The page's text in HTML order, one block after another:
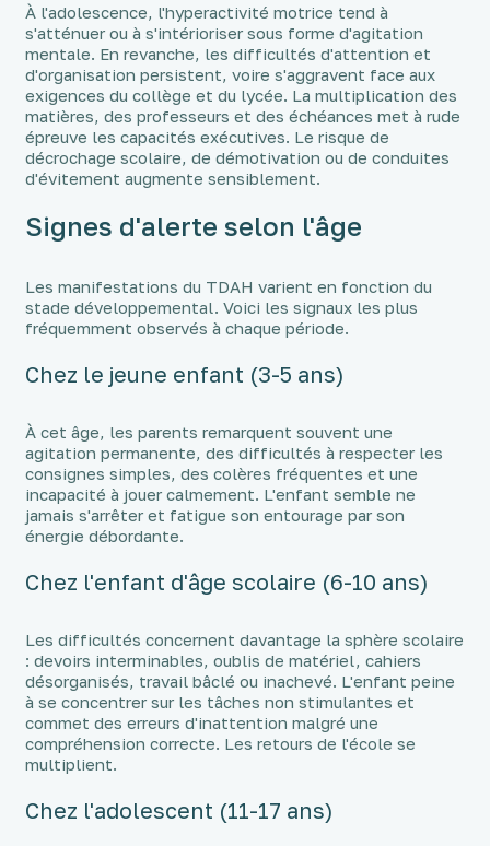
À l'adolescence, l'hyperactivité motrice tend à
s'atténuer ou à s'intérioriser sous forme d'agitation
mentale. En revanche, les difficultés d'attention et
d'organisation persistent, voire s'aggravent face aux
exigences du collège et du lycée. La multiplication des
matières, des professeurs et des échéances met à rude
épreuve les capacités exécutives. Le risque de
décrochage scolaire, de démotivation ou de conduites
d'évitement augmente sensiblement.
Signes d'alerte selon l'âge
Les manifestations du TDAH varient en fonction du
stade développemental. Voici les signaux les plus
fréquemment observés à chaque période.
Chez le jeune enfant (3-5 ans)
À cet âge, les parents remarquent souvent une
agitation permanente, des difficultés à respecter les
consignes simples, des colères fréquentes et une
incapacité à jouer calmement. L'enfant semble ne
jamais s'arrêter et fatigue son entourage par son
énergie débordante.
Chez l'enfant d'âge scolaire (6-10 ans)
Les difficultés concernent davantage la sphère scolaire
: devoirs interminables, oublis de matériel, cahiers
désorganisés, travail bâclé ou inachevé. L'enfant peine
à se concentrer sur les tâches non stimulantes et
commet des erreurs d'inattention malgré une
compréhension correcte. Les retours de l'école se
multiplient.
Chez l'adolescent (11-17 ans)